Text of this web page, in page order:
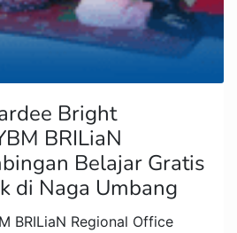
Bright
BRILiaN
Belajar Gratis
di Naga Umbang
BRILiaN Regional Office